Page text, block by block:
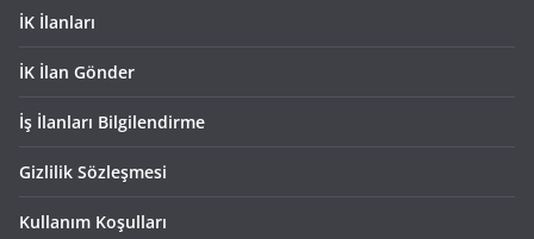
İK İlanları
İK İlan Gönder
İş İlanları Bilgilendirme
Gizlilik Sözleşmesi
Kullanım Koşulları